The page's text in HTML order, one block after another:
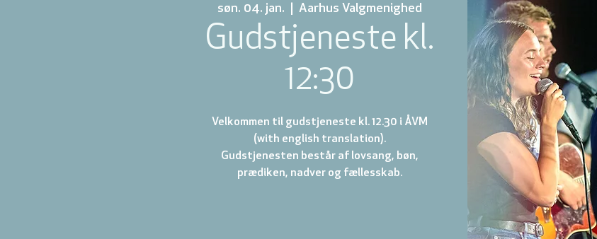
søn. 04. jan. Aarhus Valgmenighed
Gudstjeneste kl.
12:30
Velkommen til gudstjeneste kl. 12.30 i ÅVM
(with english translation).
Gudstjenesten består af lovsang, bøn,
prædiken, nadver og fællesskab.